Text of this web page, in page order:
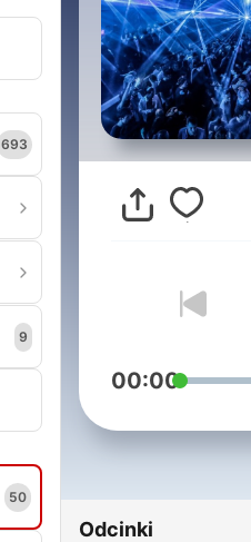
693
9
50
00:00
Odcinki